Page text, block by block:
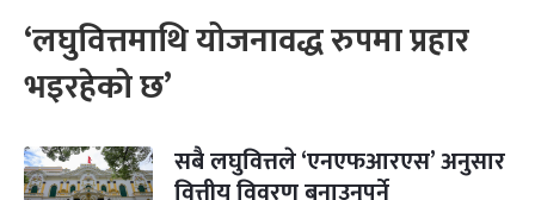
‘लघुवित्तमाथि योजनावद्ध रुपमा प्रहार
भइरहेको छ’
सबै लघुवित्तले ‘एनएफआरएस’ अनुसार